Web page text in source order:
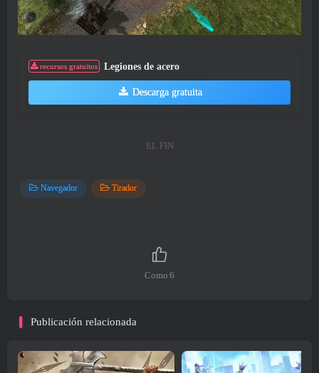
recursos gratuitos Legiones de acero
Descarga gratuita
EL FIN
Navegador Tirador
Como 6
Publicación relacionada